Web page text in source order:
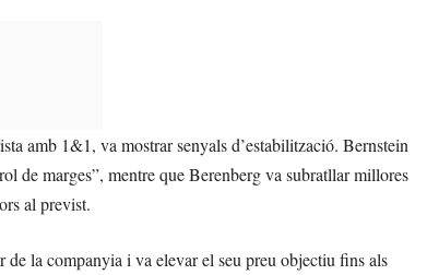
amb 1&1, va mostrar senyals d’estabilització. Bernstein
de marges”, mentre que Berenberg va subratllar millores
al previst.
la companyia i va elevar el seu preu objectiu fins als